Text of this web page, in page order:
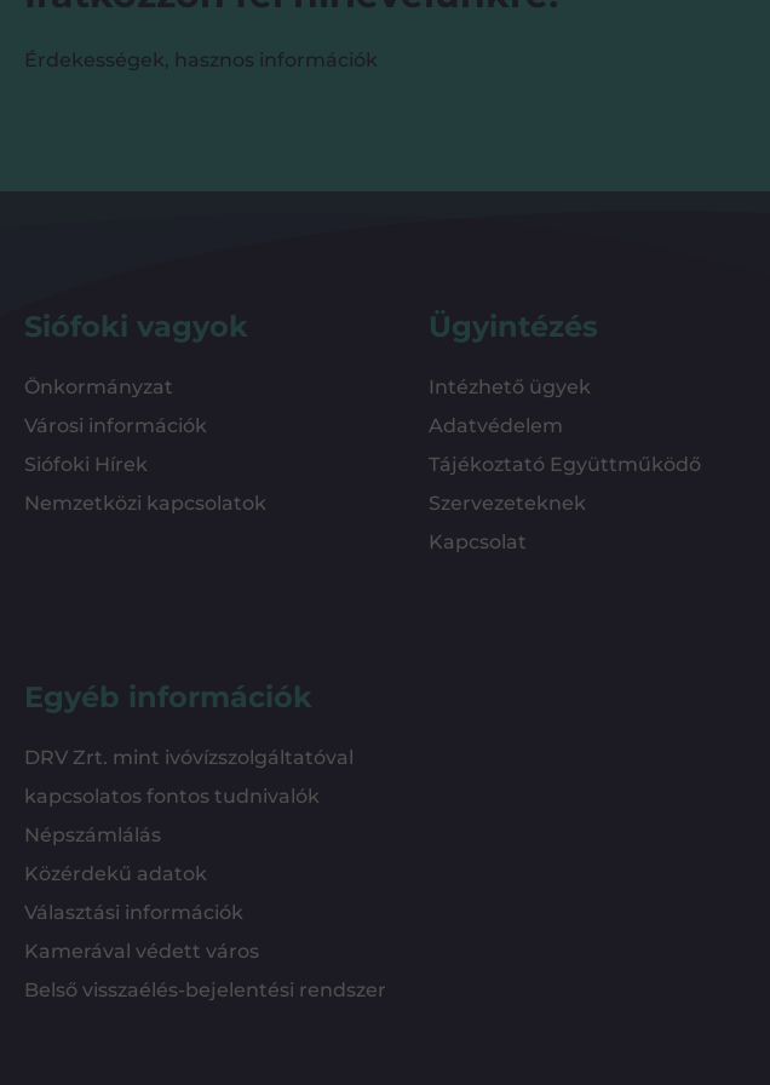
Érdekességek, hasznos információk
Siófoki vagyok
Önkormányzat
Városi információk
Siófoki Hírek
Nemzetközi kapcsolatok
Ügyintézés
Intézhető ügyek
Adatvédelem
Tájékoztató Együttműködő
Szervezeteknek
Kapcsolat
Egyéb információk
DRV Zrt. mint ivóvízszolgáltatóval
kapcsolatos fontos tudnivalók
Népszámlálás
Közérdekű adatok
Választási információk
Kamerával védett város
Belső visszaélés-bejelentési rendszer